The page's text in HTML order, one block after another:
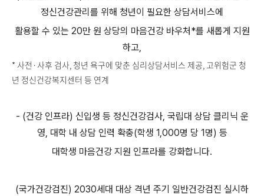
정신건강관리를 위해 청년이 필요한 상담서비스에
활용할 수 있는 20만 원 상당의 마음건강 바우처*를 새롭게 지원
하고,
* 사전·사후 검사, 청년 욕구에 맞춘 심리상담서비스 제공, 고위험군 청
년 정신건강복지센터 등 연계
- (건강 인프라) 신입생 등 정신건강검사, 국립대 상담 클리닉 운
영, 대학 내 상담 인력 확충(학생 1,000명 당 1명) 등
대학생 마음건강 지원 인프라를 강화합니다.
(국가건강검진) 2030세대 대상 격년 주기 일반건강검진 실시하